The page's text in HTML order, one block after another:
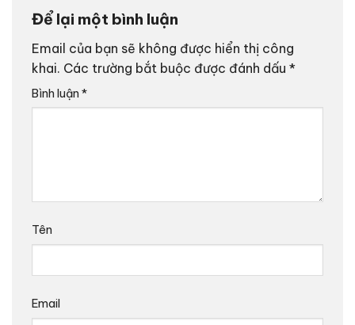
Để lại một bình luận
Email của bạn sẽ không được hiển thị công
khai. Các trường bắt buộc được đánh dấu *
Bình luận *
Tên
Email